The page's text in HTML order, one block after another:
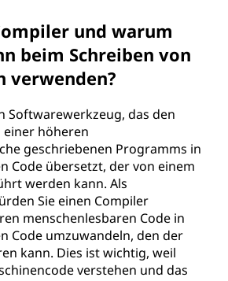
und warum
beim Schreiben von
verwenden?
Softwarewerkzeug, das den
einer höheren
geschriebenen Programms in
Code übersetzt, der von einem
werden kann. Als
Sie einen Compiler
menschenlesbaren Code in
Code umzuwandeln, den der
kann. Dies ist wichtig, weil
verstehen und das